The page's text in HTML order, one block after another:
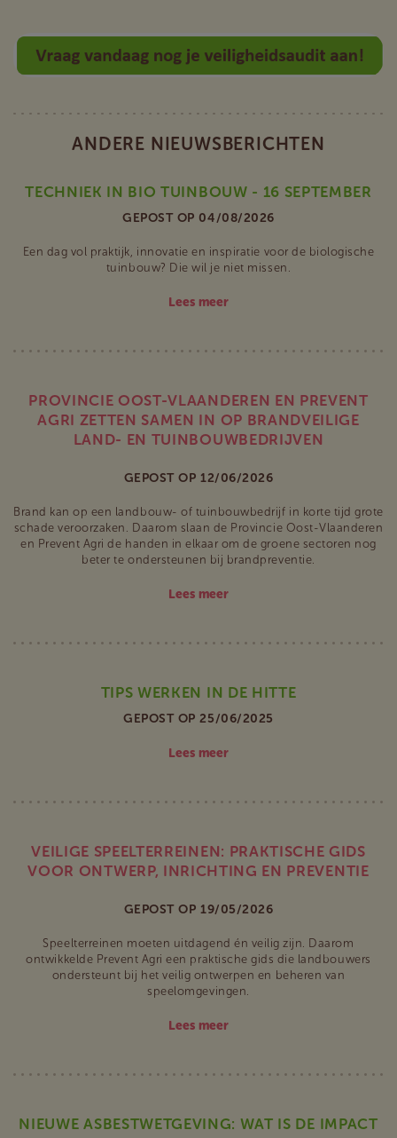
ANDERE NIEUWSBERICHTEN
TECHNIEK IN BIO TUINBOUW - 16 SEPTEMBER
GEPOST OP 04/08/2026
Een dag vol praktijk, innovatie en inspiratie voor de biologische
tuinbouw? Die wil je niet missen.
Lees meer
PROVINCIE OOST-VLAANDEREN EN PREVENT
AGRI ZETTEN SAMEN IN OP BRANDVEILIGE
LAND- EN TUINBOUWBEDRIJVEN
GEPOST OP 12/06/2026
Brand kan op een landbouw- of tuinbouwbedrijf in korte tijd grote
schade veroorzaken. Daarom slaan de Provincie Oost-Vlaanderen
en Prevent Agri de handen in elkaar om de groene sectoren nog
beter te ondersteunen bij brandpreventie.
Lees meer
TIPS WERKEN IN DE HITTE
GEPOST OP 25/06/2025
Lees meer
VEILIGE SPEELTERREINEN: PRAKTISCHE GIDS
VOOR ONTWERP, INRICHTING EN PREVENTIE
GEPOST OP 19/05/2026
Speelterreinen moeten uitdagend én veilig zijn. Daarom
ontwikkelde Prevent Agri een praktische gids die landbouwers
ondersteunt bij het veilig ontwerpen en beheren van
speelomgevingen.
Lees meer
NIEUWE ASBESTWETGEVING: WAT IS DE IMPACT